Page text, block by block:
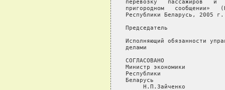
перевозку   пассажиров   и
пригородном   сообщении»
Республики Беларусь, 2005
Председатель
Исполняющий
делами
СОГЛАСОВАНО
Министр экономики
Республики
Беларусь
     Н.П.Зайченко